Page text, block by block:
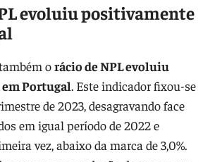
evoluiu positivamente
orácio de NPL evoluiu
Portugal. Este indicador fixou-se
de 2023, desagravando face
em igual período de 2022 e
vez, abaixo da marca de 3,0%.